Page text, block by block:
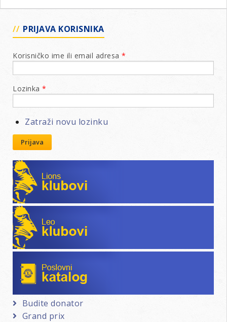
PRIJAVA KORISNIKA
Korisničko ime ili email adresa *
Lozinka *
Zatraži novu lozinku
Prijava
Lions klubovi
Leo klubovi
Budite donator
Grand prix